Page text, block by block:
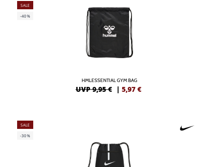
SALE
-40%
HMLESSENTIAL GYM BAG
UVP 9,95 € | 5,97 €
SALE
-30%